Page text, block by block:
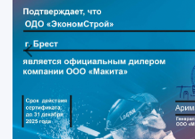
мм полуавт.]
Previous